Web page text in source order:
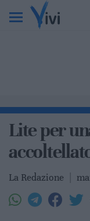
Lite per
La Redazione